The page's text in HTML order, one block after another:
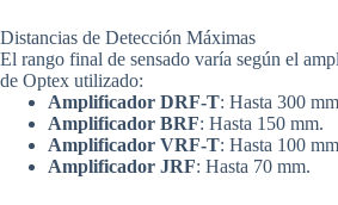
Distancias de Detección Máximas
El rango final de sensado varía según el
de Optex utilizado:
Amplificador DRF-T: Hasta 300
Amplificador BRF: Hasta 150 mm.
Amplificador VRF-T: Hasta 100
Amplificador JRF: Hasta 70 mm.